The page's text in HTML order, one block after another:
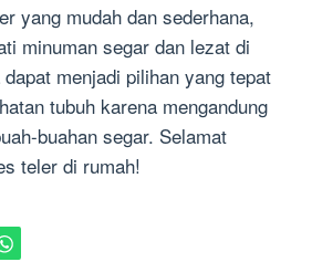
yang mudah dan sederhana,
minuman segar dan lezat di
menjadi pilihan yang tepat
tubuh karena mengandung
buahan segar. Selamat
teler di rumah!